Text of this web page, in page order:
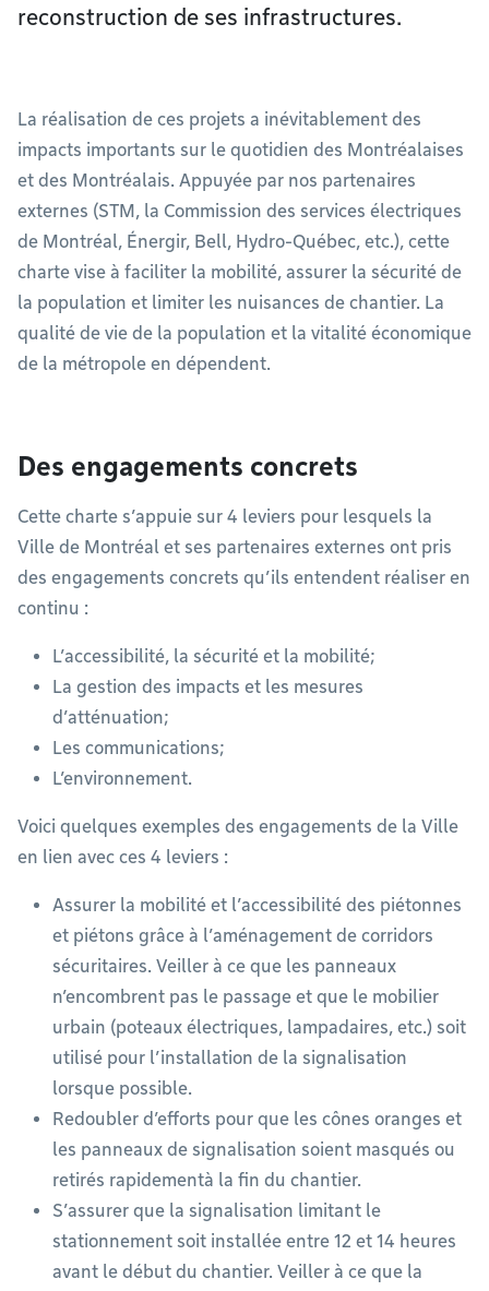
reconstruction de ses infrastructures.
La réalisation de ces projets a inévitablement des
impacts importants sur le quotidien des Montréalaises
et des Montréalais. Appuyée par nos partenaires
externes (STM, la Commission des services électriques
de Montréal, Énergir, Bell, Hydro-Québec, etc.), cette
charte vise à faciliter la mobilité, assurer la sécurité de
la population et limiter les nuisances de chantier. La
qualité de vie de la population et la vitalité économique
de la métropole en dépendent.
Des engagements concrets
Cette charte s’appuie sur 4 leviers pour lesquels la
Ville de Montréal et ses partenaires externes ont pris
des engagements concrets qu’ils entendent réaliser en
continu :
L’accessibilité, la sécurité et la mobilité;
La gestion des impacts et les mesures
d’atténuation;
Les communications;
L’environnement.
Voici quelques exemples des engagements de la Ville
en lien avec ces 4 leviers :
Assurer la mobilité et l’accessibilité des piétonnes
et piétons grâce à l’aménagement de corridors
sécuritaires. Veiller à ce que les panneaux
n’encombrent pas le passage et que le mobilier
urbain (poteaux électriques, lampadaires, etc.) soit
utilisé pour l’installation de la signalisation
lorsque possible.
Redoubler d’efforts pour que les cônes oranges et
les panneaux de signalisation soient masqués ou
retirés rapidementà la fin du chantier.
S’assurer que la signalisation limitant le
stationnement soit installée entre 12 et 14 heures
avant le début du chantier. Veiller à ce que la